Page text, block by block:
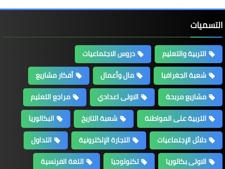
التسميات
التربية والتعليم
دروس الاجتماعيات
شعبة الجغرافيا
مال وأعمال
أفكار مشاريع
مشاريع مربحة
الاولى اعدادي
مراجع التعليم
التربية على المواطنة
شعبة التاريخ
البكالوريا
دلائل الإجتماعيات
التجارة الإلكترونية
التداول
الاولى بكالوريا
تكنولوجيا
اللغة الفرنسية